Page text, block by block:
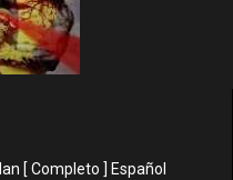
[ Completo ] Español